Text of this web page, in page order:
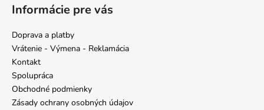
Informácie pre vás
Doprava a platby
Vrátenie - Výmena - Reklamácia
Kontakt
Spolupráca
Obchodné podmienky
Zásady ochrany osobných údajov